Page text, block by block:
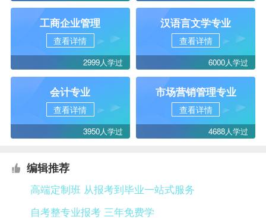
工商企业管理
查看详情
2999人学过
汉语言文学专业
查看详情
6000人学过
会计专业
查看详情
3950人学过
市场营销管理专业
查看详情
4688人学过
编辑推荐
高端定制班 从报考到毕业一站式服务
自考整专业报考 三年免费学